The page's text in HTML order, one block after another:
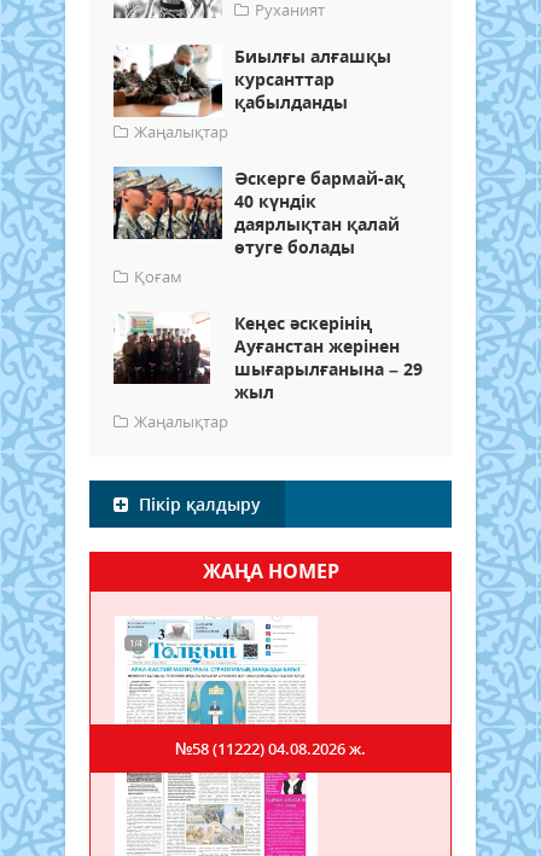
Руханият
Биылғы алғашқы
курсанттар
қабылданды
Жаңалықтар
Әскерге бармай-ақ
40 күндік
даярлықтан қалай
өтуге болады
Қоғам
Кеңес әскерінің
Ауғанстан жерінен
шығарылғанына – 29
жыл
Жаңалықтар
Пікір қалдыру
ЖАҢА НОМЕР
№58 (11222)04.08.2026 ж.